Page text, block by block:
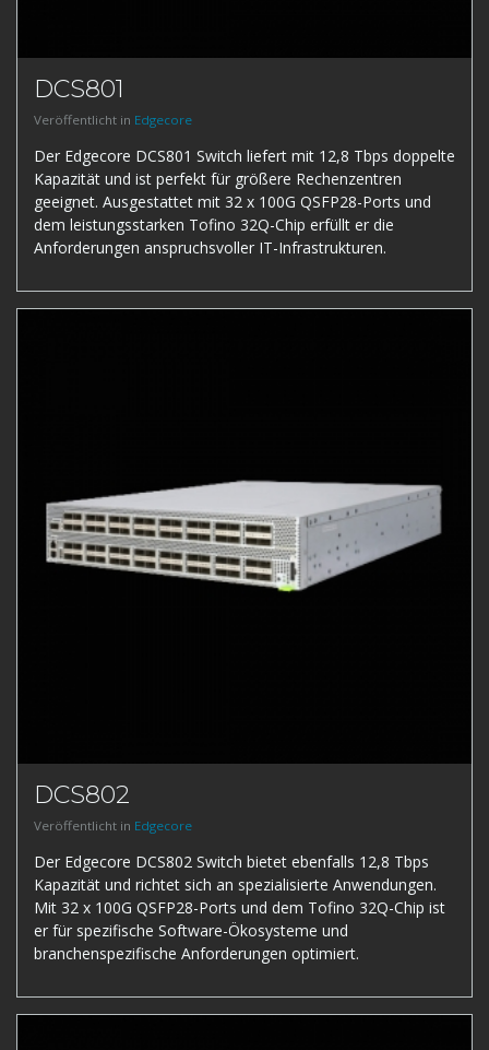
DCS801
Veröffentlicht in Edgecore
Der Edgecore DCS801 Switch liefert mit 12,8 Tbps doppelte
Kapazität und ist perfekt für größere Rechenzentren
geeignet. Ausgestattet mit 32 x 100G QSFP28-Ports und
dem leistungsstarken Tofino 32Q-Chip erfüllt er die
Anforderungen anspruchsvoller IT-Infrastrukturen.
DCS802
Veröffentlicht in Edgecore
Der Edgecore DCS802 Switch bietet ebenfalls 12,8 Tbps
Kapazität und richtet sich an spezialisierte Anwendungen.
Mit 32 x 100G QSFP28-Ports und dem Tofino 32Q-Chip ist
er für spezifische Software-Ökosysteme und
branchenspezifische Anforderungen optimiert.